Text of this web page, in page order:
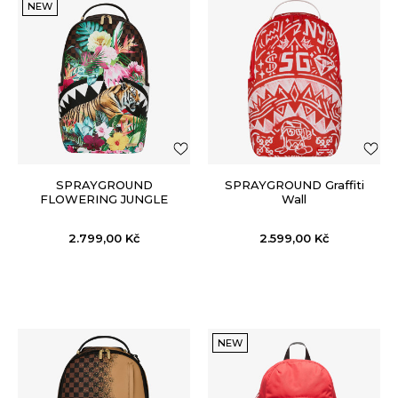
NEW
SPRAYGROUND
FLOWERING JUNGLE
2.799,00 Kč
SPRAYGROUND Graffiti
Wall
2.599,00 Kč
NEW